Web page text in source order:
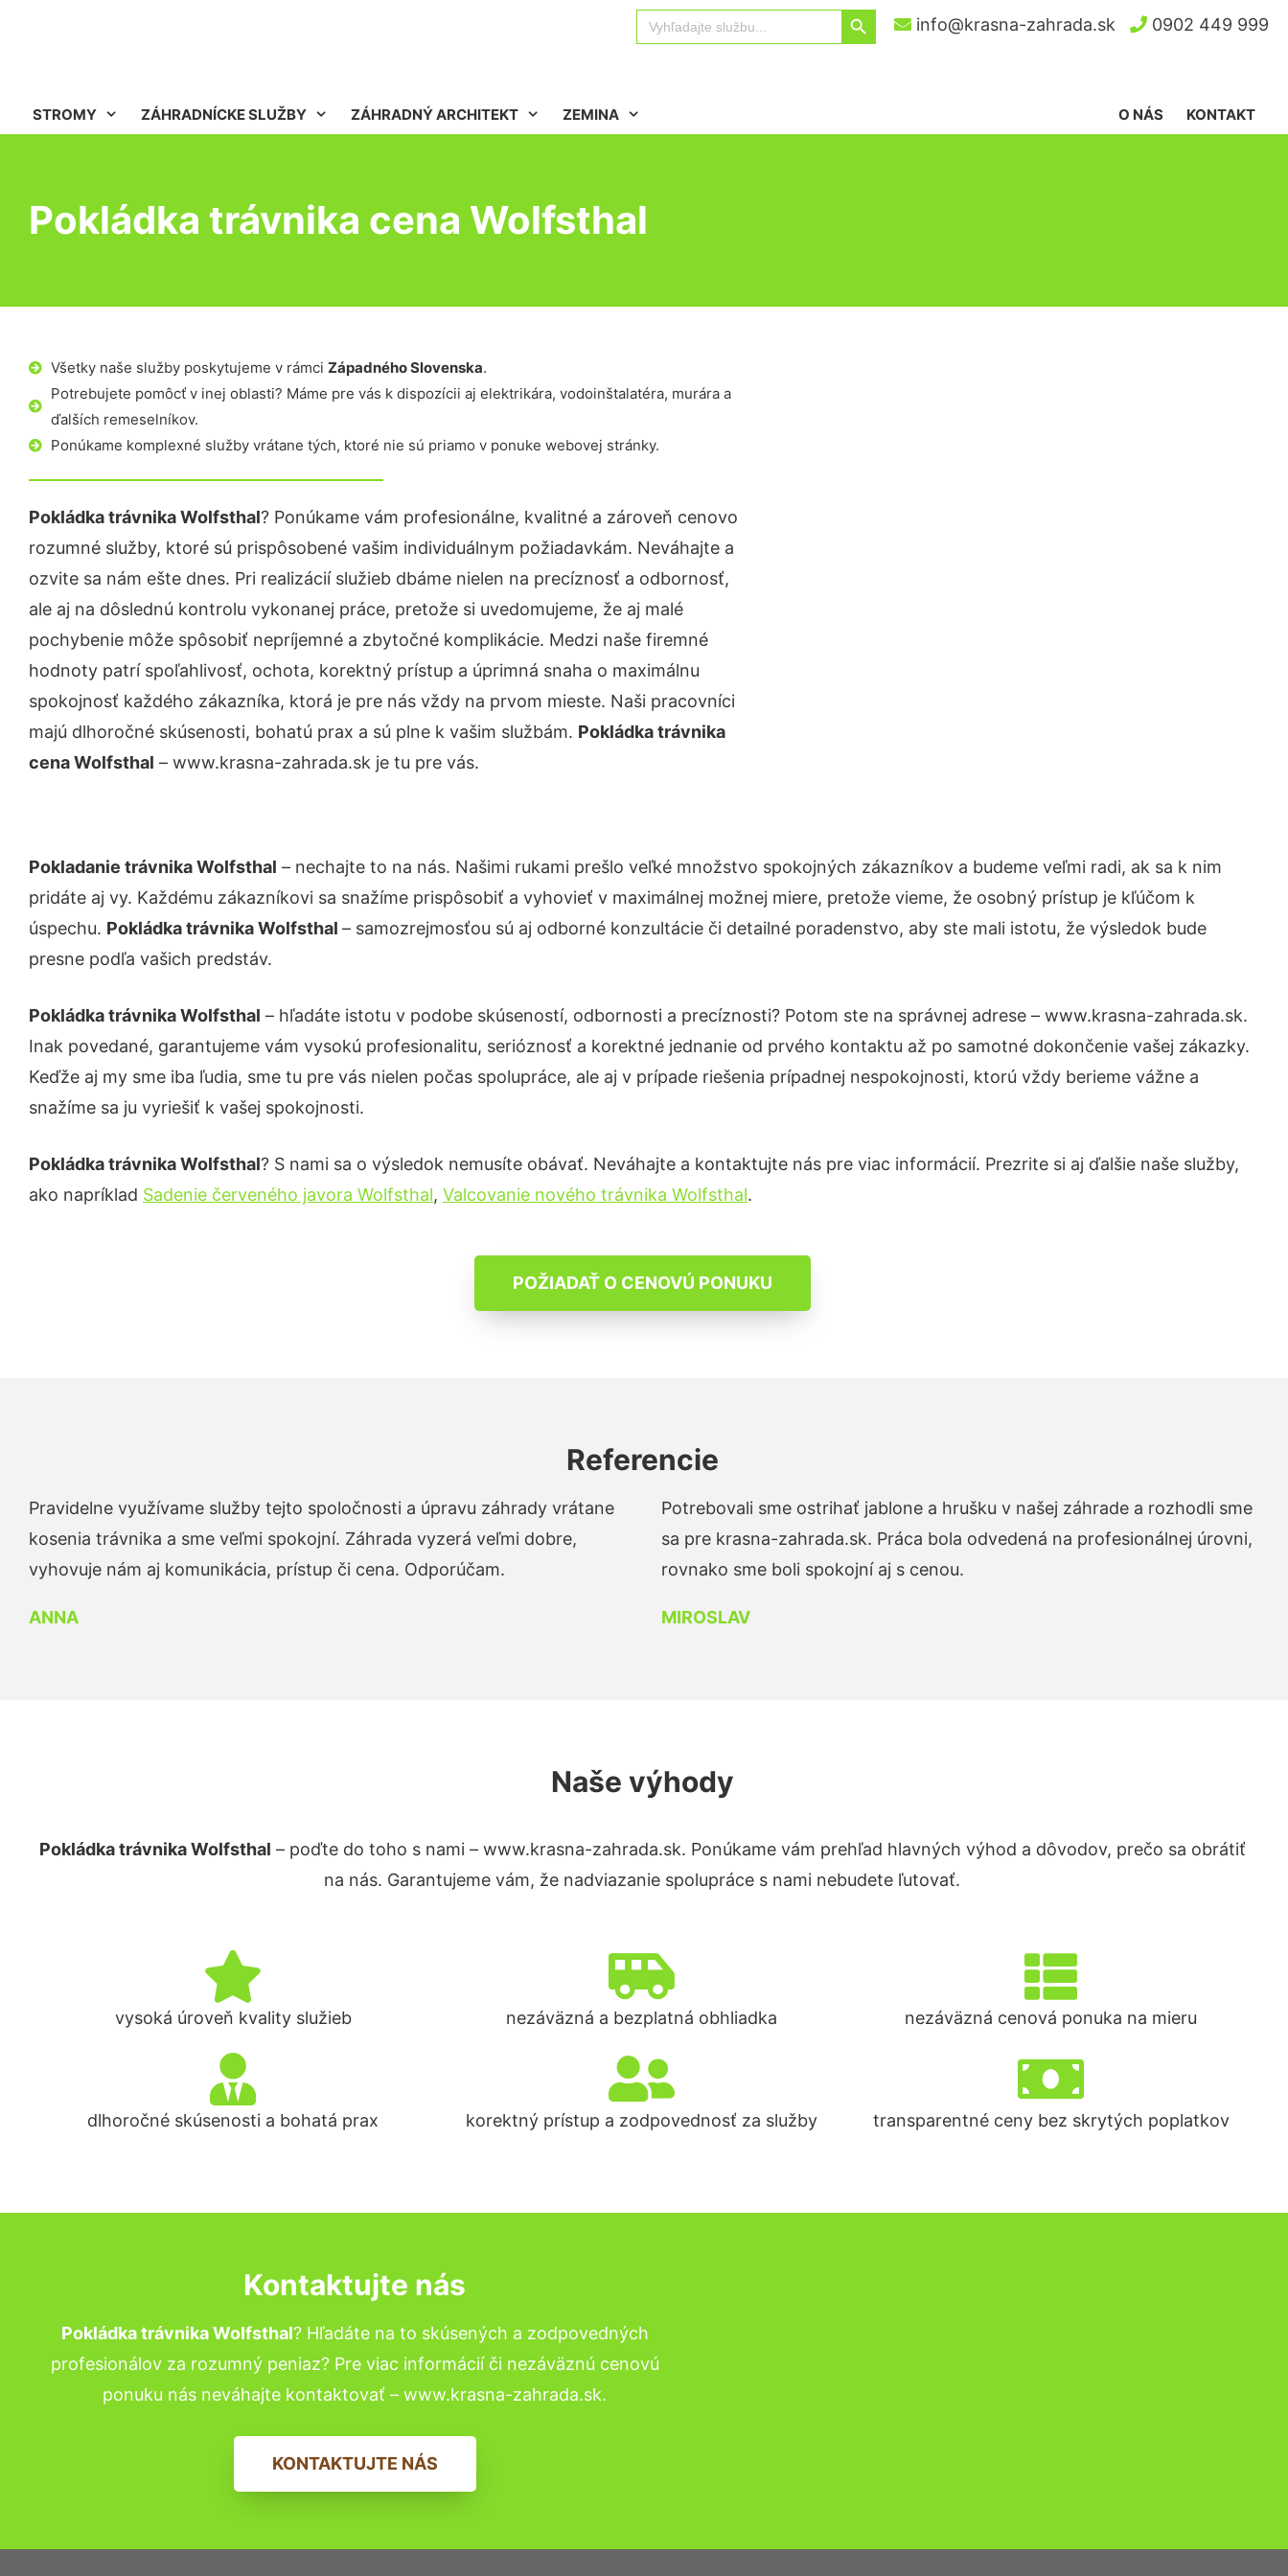
Search
for:
Search Button
info@krasna-zahrada.sk 0902 449 999
STROMY ZÁHRADNÍCKE SLUŽBY ZÁHRADNÝ ARCHITEKT ZEMINA KONTAKT
O NÁS
Pokládka trávnika cena Wolfsthal
Všetky naše služby poskytujeme v rámci Západného Slovenska.
Potrebujete pomôcť v inej oblasti? Máme pre vás k dispozícii aj elektrikára, vodoinštalatéra, murára a
ďalších remeselníkov.
Ponúkame komplexné služby vrátane tých, ktoré nie sú priamo v ponuke webovej stránky.
Pokládka trávnika Wolfsthal? Ponúkame vám profesionálne, kvalitné a zároveň cenovo
rozumné služby, ktoré sú prispôsobené vašim individuálnym požiadavkám. Neváhajte a
ozvite sa nám ešte dnes. Pri realizácií služieb dbáme nielen na precíznosť a odbornosť,
ale aj na dôslednú kontrolu vykonanej práce, pretože si uvedomujeme, že aj malé
pochybenie môže spôsobiť nepríjemné a zbytočné komplikácie. Medzi naše firemné
hodnoty patrí spoľahlivosť, ochota, korektný prístup a úprimná snaha o maximálnu
spokojnosť každého zákazníka, ktorá je pre nás vždy na prvom mieste. Naši pracovníci
majú dlhoročné skúsenosti, bohatú prax a sú plne k vašim službám. Pokládka trávnika
cena Wolfsthal – www.krasna-zahrada.sk je tu pre vás.
Pokladanie trávnika Wolfsthal – nechajte to na nás. Našimi rukami prešlo veľké množstvo spokojných zákazníkov a budeme veľmi radi, ak sa k nim
pridáte aj vy. Každému zákazníkovi sa snažíme prispôsobiť a vyhovieť v maximálnej možnej miere, pretože vieme, že osobný prístup je kľúčom k
úspechu. Pokládka trávnika Wolfsthal – samozrejmosťou sú aj odborné konzultácie či detailné poradenstvo, aby ste mali istotu, že výsledok bude
presne podľa vašich predstáv.
Pokládka trávnika Wolfsthal – hľadáte istotu v podobe skúseností, odbornosti a precíznosti? Potom ste na správnej adrese – www.krasna-zahrada.sk.
Inak povedané, garantujeme vám vysokú profesionalitu, serióznosť a korektné jednanie od prvého kontaktu až po samotné dokončenie vašej zákazky.
Keďže aj my sme iba ľudia, sme tu pre vás nielen počas spolupráce, ale aj v prípade riešenia prípadnej nespokojnosti, ktorú vždy berieme vážne a
snažíme sa ju vyriešiť k vašej spokojnosti.
Pokládka trávnika Wolfsthal? S nami sa o výsledok nemusíte obávať. Neváhajte a kontaktujte nás pre viac informácií. Prezrite si aj ďalšie naše služby,
ako napríklad Sadenie červeného javora Wolfsthal, Valcovanie nového trávnika Wolfsthal.
POŽIADAŤ O CENOVÚ PONUKU
Referencie
Pravidelne využívame služby tejto spoločnosti a úpravu záhrady vrátane
kosenia trávnika a sme veľmi spokojní. Záhrada vyzerá veľmi dobre,
vyhovuje nám aj komunikácia, prístup či cena. Odporúčam.
ANNA
Potrebovali sme ostrihať jablone a hrušku v našej záhrade a rozhodli sme
sa pre krasna-zahrada.sk. Práca bola odvedená na profesionálnej úrovni,
rovnako sme boli spokojní aj s cenou.
MIROSLAV
Naše výhody
Pokládka trávnika Wolfsthal – poďte do toho s nami – www.krasna-zahrada.sk. Ponúkame vám prehľad hlavných výhod a dôvodov, prečo sa obrátiť
na nás. Garantujeme vám, že nadviazanie spolupráce s nami nebudete ľutovať.
vysoká úroveň kvality služieb nezáväzná a bezplatná obhliadka nezáväzná cenová ponuka na mieru
dlhoročné skúsenosti a bohatá prax korektný prístup a zodpovednosť za služby transparentné ceny bez skrytých poplatkov
Kontaktujte nás
Pokládka trávnika Wolfsthal? Hľadáte na to skúsených a zodpovedných
profesionálov za rozumný peniaz? Pre viac informácií či nezáväznú cenovú
ponuku nás neváhajte kontaktovať – www.krasna-zahrada.sk.
KONTAKTUJTE NÁS